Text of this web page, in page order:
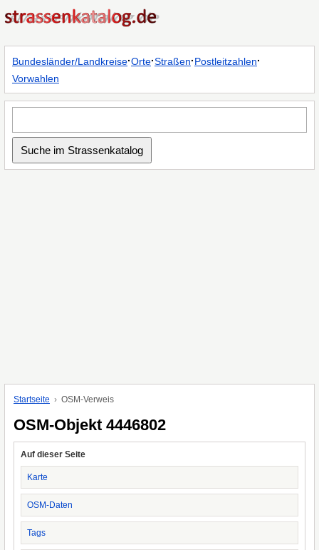
Bundesländer/Landkreise·Orte·Straßen·Postleitzahlen·
Vorwahlen
Startseite OSM-Verweis
OSM-Objekt 4446802
Auf dieser Seite
Karte
OSM-Daten
Tags